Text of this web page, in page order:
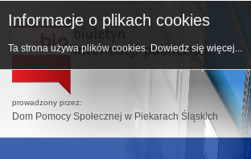
prowadzony przez:
Dom Pomocy Społecznej w Piekarach Śląskich
Informacje o plikach cookies
Ta strona używa plików cookies. Dowiedz się więcej...